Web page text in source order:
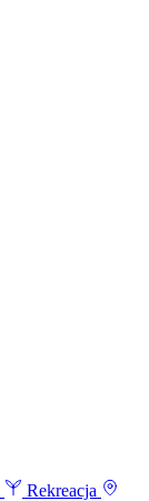
Rekreacja